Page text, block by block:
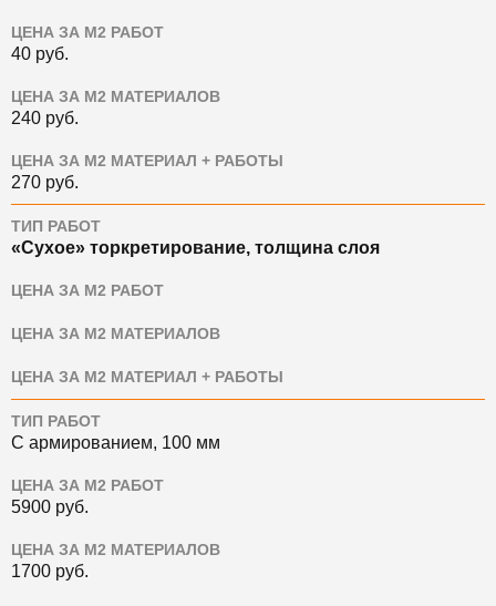
ЦЕНА ЗА М2 РАБОТ
40 руб.
ЦЕНА ЗА М2 МАТЕРИАЛОВ
240 руб.
ЦЕНА ЗА М2 МАТЕРИАЛ + РАБОТЫ
270 руб.
ТИП РАБОТ
«Сухое» торкретирование, толщина слоя
ЦЕНА ЗА М2 РАБОТ
ЦЕНА ЗА М2 МАТЕРИАЛОВ
ЦЕНА ЗА М2 МАТЕРИАЛ + РАБОТЫ
ТИП РАБОТ
С армированием, 100 мм
ЦЕНА ЗА М2 РАБОТ
5900 руб.
ЦЕНА ЗА М2 МАТЕРИАЛОВ
1700 руб.